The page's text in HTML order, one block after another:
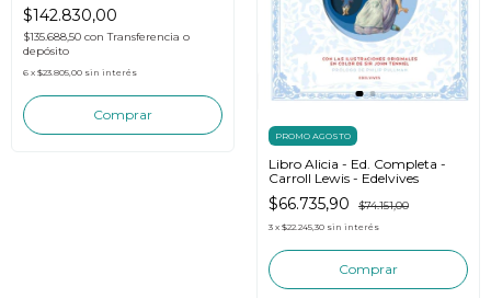
$142.830,00
$135.688,50 con Transferencia o
depósito
6 x $23.805,00 sin interés
PROMO AGOSTO
Libro Alicia - Ed. Completa -
Carroll Lewis - Edelvives
$66.735,90 $74.151,00
3 x $22.245,30 sin interés